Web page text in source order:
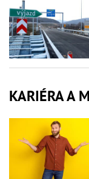
KARIÉRA A